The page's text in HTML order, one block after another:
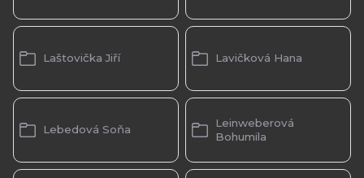
Laštovička Jiří Lavičková Hana
Lebedová Soňa
Leinweberová
Bohumila